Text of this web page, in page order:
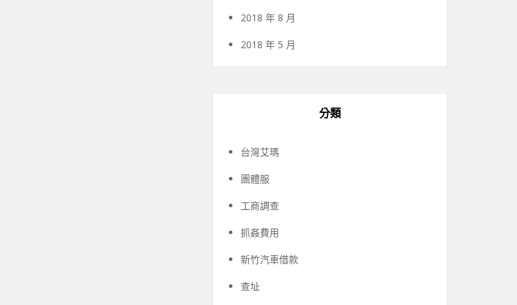
2018 年 8 月
2018 年 5 月
分類
台灣艾瑪
團體服
工商調查
抓姦費用
新竹汽車借款
查址